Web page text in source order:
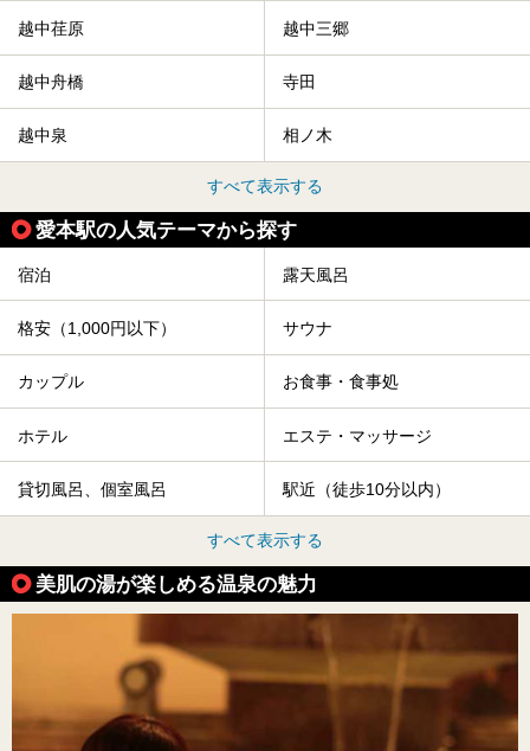
越中荏原 越中三郷
越中舟橋 寺田
越中泉 相ノ木
すべて表示する
愛本駅の人気テーマから探す
宿泊 露天風呂
格安（1,000円以下） サウナ
カップル お食事・食事処
ホテル エステ・マッサージ
貸切風呂、個室風呂 駅近（徒歩10分以内）
すべて表示する
美肌の湯が楽しめる温泉の魅力